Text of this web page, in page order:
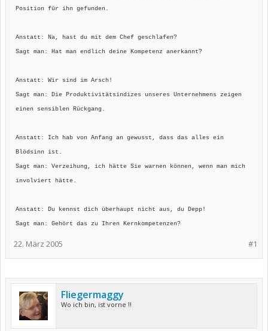
Position für ihn gefunden.
Anstatt: Na, hast du mit dem Chef geschlafen?
Sagt man: Hat man endlich deine Kompetenz anerkannt?
Anstatt: Wir sind im Arsch!
Sagt man: Die Produktivitätsindizes unseres Unternehmens zeigen
einen sensiblen Rückgang.
Anstatt: Ich hab von Anfang an gewusst, dass das alles ein
Blödsinn ist.
Sagt man: Verzeihung, ich hätte Sie warnen können, wenn man mich
involviert hätte.
Anstatt: Du kennst dich überhaupt nicht aus, du Depp!
Sagt man: Gehört das zu Ihren Kernkompetenzen?
#1
22. März 2005
Fliegermaggy
Wo ich bin, ist vorne !!